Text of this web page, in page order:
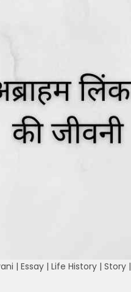
| Essay | Life History | Story |